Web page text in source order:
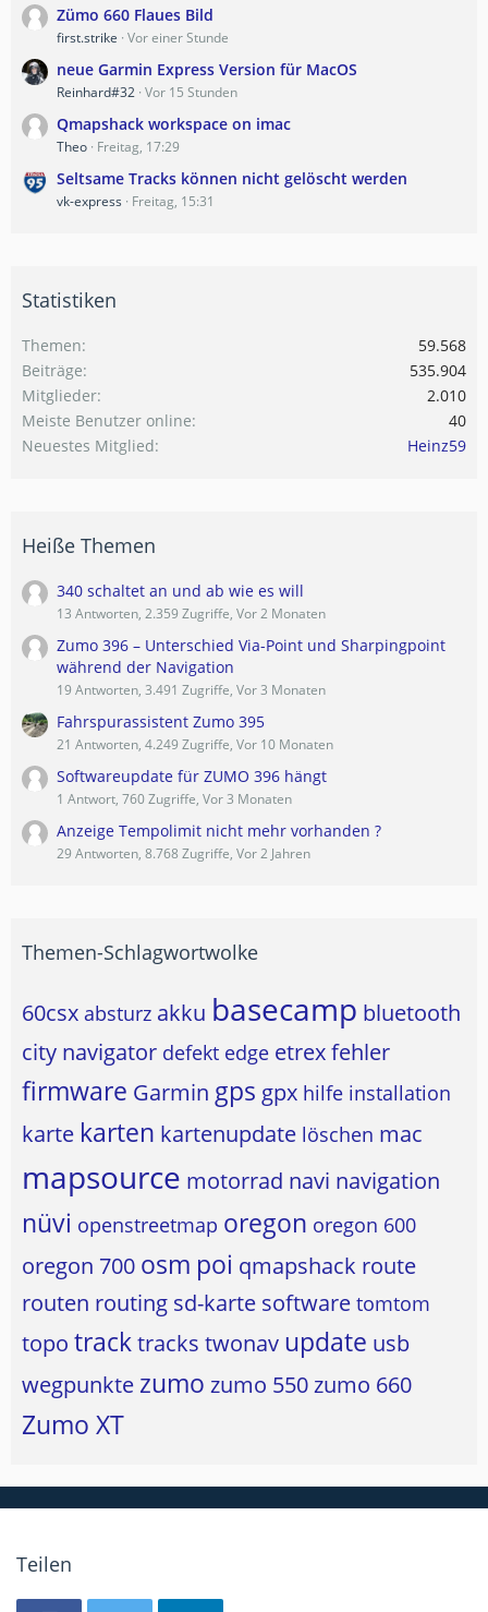
Zümo 660 Flaues Bild
first.strike Vor einer Stunde
neue Garmin Express Version für MacOS
Reinhard#32 Vor 15 Stunden
Qmapshack workspace on imac
Theo Freitag, 17:29
Seltsame Tracks können nicht gelöscht werden
vk-express Freitag, 15:31
Statistiken
Themen
59.568
Beiträge
535.904
Mitglieder
2.010
Meiste Benutzer online
40
Neuestes Mitglied
Heinz59
Heiße Themen
340 schaltet an und ab wie es will
13 Antworten, 2.359 Zugriffe, Vor 2 Monaten
Zumo 396 – Unterschied Via-Point und Sharpingpoint
während der Navigation
19 Antworten, 3.491 Zugriffe, Vor 3 Monaten
Fahrspurassistent Zumo 395
21 Antworten, 4.249 Zugriffe, Vor 10 Monaten
Softwareupdate für ZUMO 396 hängt
1 Antwort, 760 Zugriffe, Vor 3 Monaten
Anzeige Tempolimit nicht mehr vorhanden ?
29 Antworten, 8.768 Zugriffe, Vor 2 Jahren
Themen-Schlagwortwolke
60csx absturz akku basecamp bluetooth
city navigator defekt edge etrexfehler
firmware Garmin gps gpx hilfe installation
karte karten kartenupdate löschen mac
mapsource motorrad navi navigation
nüvi openstreetmap oregon oregon 600
oregon 700 osm poi qmapshack route
routen routing sd-karte software tomtom
topo tracktracks twonav update usb
wegpunkte zumo zumo 550zumo 660
Zumo XT
Teilen